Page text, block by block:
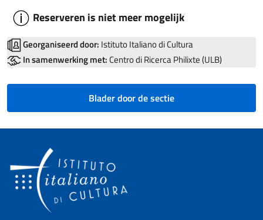
Reserveren is niet meer mogelijk
Georganiseerd door: Istituto Italiano di Cultura
In samenwerking met: Centro di Ricerca Philixte (ULB)
Blader door de sectie